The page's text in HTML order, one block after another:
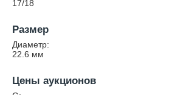
17/18
Размер
Диаметр:
22.6 мм
Цены аукционов